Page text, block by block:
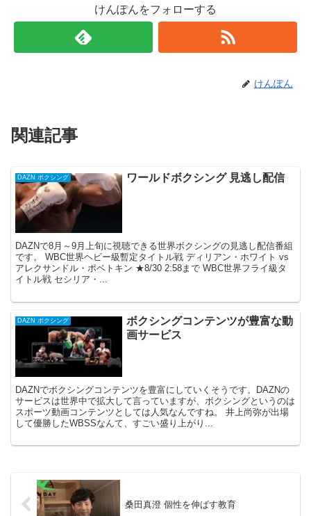
けんぽんをフォローする
けんぽん
関連記事
DAZN ボクシング ワールドボクシング 見逃し配信
DAZNで8月～9月上旬に視聴できる世界ボクシングの見逃し配信番組
です。 WBC世界ヘビー級暫定タイトル戦 ディリアン・ホワイト vs
アレクサンドル・ポベトキン ★8/30 2:58まで WBC世界フライ級タ
イトル戦 セシリア・...
DAZN ボクシング
ボクシングコンテンツが豊富な動
画サービス
DAZNでボクシングコンテンツを豊富にしていくそうです。DAZNの
サービスは世界中で拡大して言っていますが、ボクシングというのは
スポーツ動画コンテンツとしては人気なんですね。 井上尚弥が出場
して優勝したWBSSなんて、すごい盛り上がり...
桑田真澄 個性を伸ばす教育